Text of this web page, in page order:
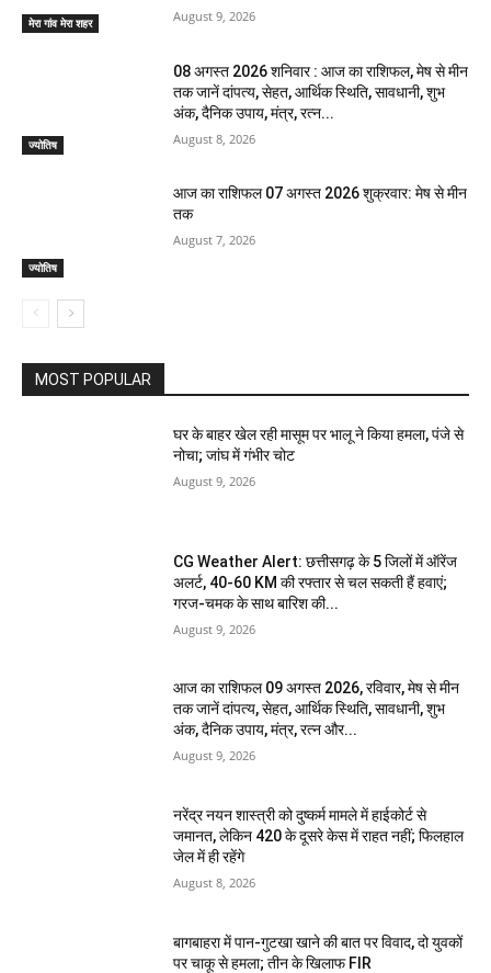
मेरा गांव मेरा शहर August 9, 2026
ज्योतिष
08 अगस्त 2026 शनिवार : आज का राशिफल, मेष से मीन
तक जानें दांपत्य, सेहत, आर्थिक स्थिति, सावधानी, शुभ
अंक, दैनिक उपाय, मंत्र, रत्न...
August 8, 2026
ज्योतिष
आज का राशिफल 07 अगस्त 2026 शुक्रवार: मेष से मीन
तक
August 7, 2026
MOST POPULAR
घर के बाहर खेल रही मासूम पर भालू ने किया हमला, पंजे से
नोचा; जांघ में गंभीर चोट
August 9, 2026
CG Weather Alert: छत्तीसगढ़ के 5 जिलों में ऑरेंज
अलर्ट, 40-60 KM की रफ्तार से चल सकती हैं हवाएं;
गरज-चमक के साथ बारिश की...
August 9, 2026
आज का राशिफल 09 अगस्त 2026, रविवार, मेष से मीन
तक जानें दांपत्य, सेहत, आर्थिक स्थिति, सावधानी, शुभ
अंक, दैनिक उपाय, मंत्र, रत्न और...
August 9, 2026
नरेंद्र नयन शास्त्री को दुष्कर्म मामले में हाईकोर्ट से
जमानत, लेकिन 420 के दूसरे केस में राहत नहीं; फिलहाल
जेल में ही रहेंगे
August 8, 2026
बागबाहरा में पान-गुटखा खाने की बात पर विवाद, दो युवकों
पर चाकू से हमला; तीन के खिलाफ FIR